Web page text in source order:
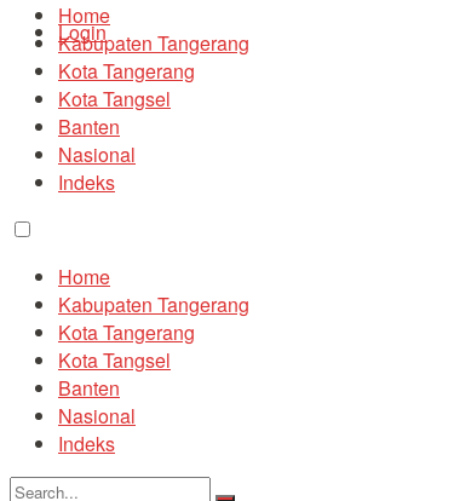
Login
Home
Kabupaten Tangerang
Kota Tangerang
Kota Tangsel
Banten
Nasional
Indeks
Home
Kabupaten Tangerang
Kota Tangerang
Kota Tangsel
Banten
Nasional
Indeks